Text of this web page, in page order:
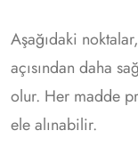
Aşağıdaki
açısından daha
olur. Her madde
ele alınabilir.